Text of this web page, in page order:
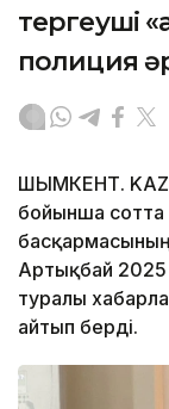
тергеуші
полиция
ШЫМКЕНТ.
бойынша сотта
Артықбай
туралы
айтып берді.